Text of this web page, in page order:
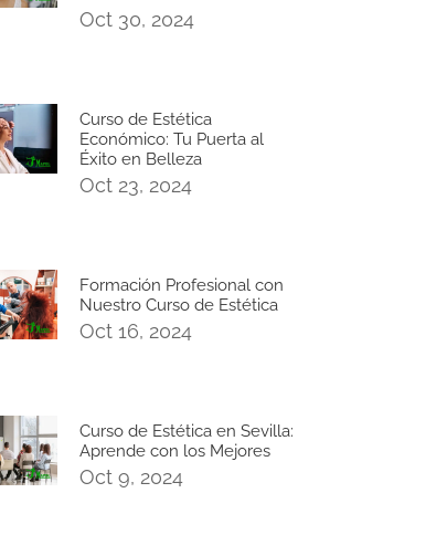
Oct 30, 2024
Curso de Estética
Económico: Tu Puerta al
Éxito en Belleza
Oct 23, 2024
Formación Profesional con
Nuestro Curso de Estética
Oct 16, 2024
Curso de Estética en Sevilla:
Aprende con los Mejores
Oct 9, 2024